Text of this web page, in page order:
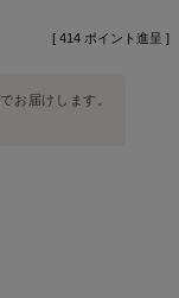
[ 414 ポイント進呈 ]
でお届けします。